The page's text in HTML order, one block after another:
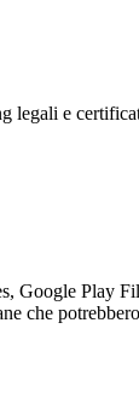
legali e
Google Play
che